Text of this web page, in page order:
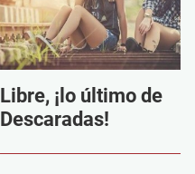
Libre, ¡lo último de
Descaradas!